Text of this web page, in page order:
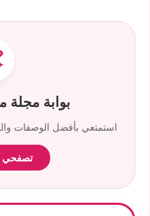
بوابة مجلة
استمتعي بأفضل الوصفات
تصفحي